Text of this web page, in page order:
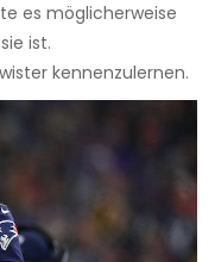
es möglicherweise
ist.
kennenzulernen.